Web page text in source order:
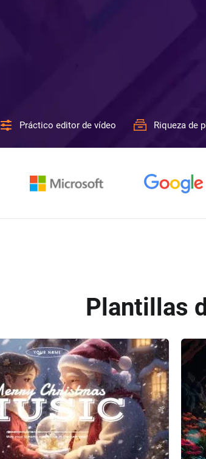
Práctico editor de vídeo Riqueza de
Plantillas